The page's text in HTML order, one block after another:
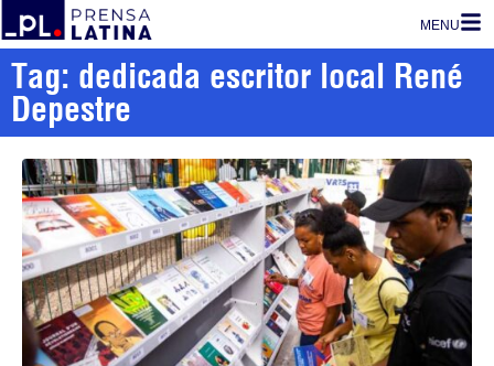
MENU
Tag: dedicada escritor local René
Depestre